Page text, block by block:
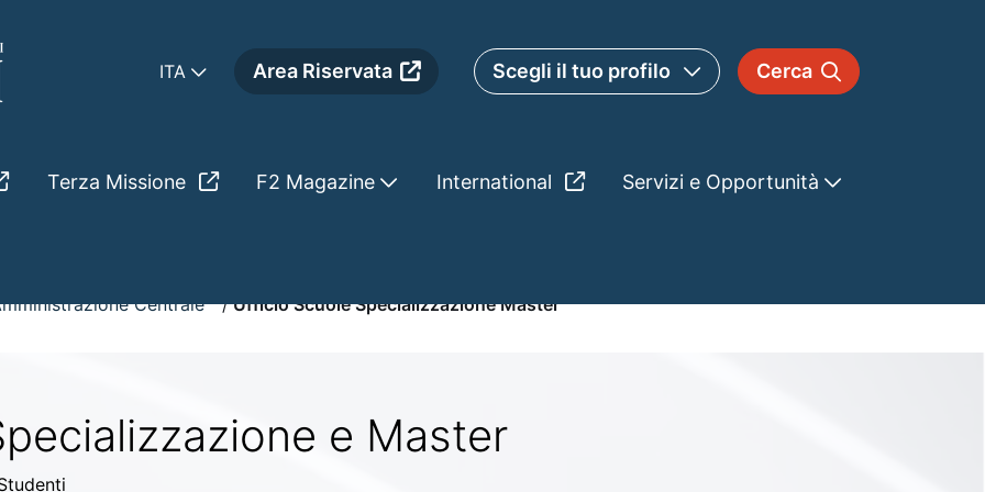
Cerca
Area Riservata Scegli il tuo profilo
ITA
Terza Missione F2 Magazine International Servizi e Opportunità
Centrale Ufficio Scuole Specializzazione Master
e Master